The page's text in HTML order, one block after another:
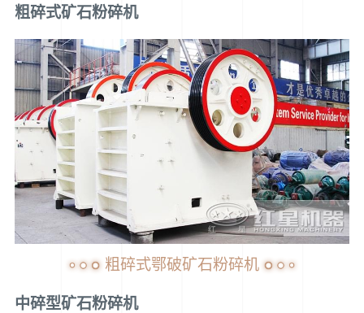
粗碎式矿石粉碎机
粗碎式鄂破矿石粉碎机
中碎型矿石粉碎机